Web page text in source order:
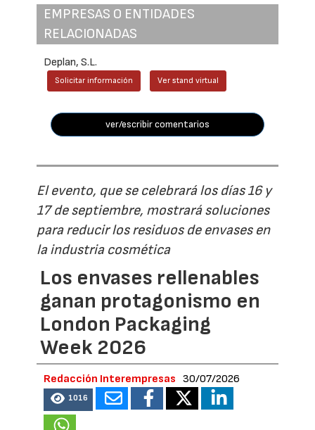
EMPRESAS O ENTIDADES
RELACIONADAS
Deplan, S.L.
Solicitar información Ver stand virtual
ver/escribir comentarios
El evento, que se celebrará los días 16 y
17 de septiembre, mostrará soluciones
para reducir los residuos de envases en
la industria cosmética
Los envases rellenables
ganan protagonismo en
London Packaging
Week 2026
Redacción Interempresas 30/07/2026
1016